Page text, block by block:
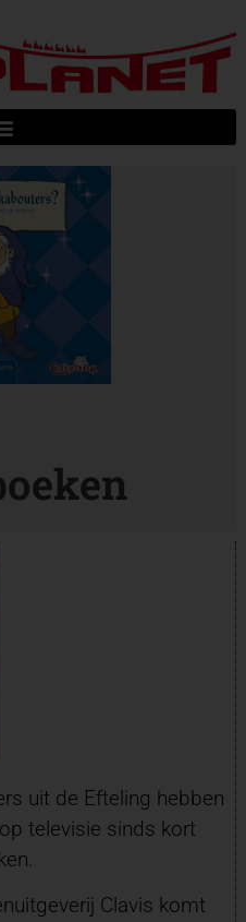
uit de Efteling hebben
televisie sinds kort
Clavis komt